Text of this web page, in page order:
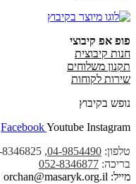
פופ אפ קיבוצי
חנות קיבוצית
תקנון משלוחים
שירות לקוחות
נופש בקיבוץ
FacebookYoutube Instagram
טלפון: 04-9854490
, 052-8346825
בריכה: 052-8346877
מייל: orchan@masaryk.org.il